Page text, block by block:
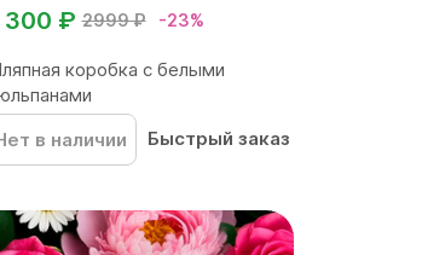
2999 ₽ -23%
300 ₽
коробка с белыми
в наличии
Быстрый заказ